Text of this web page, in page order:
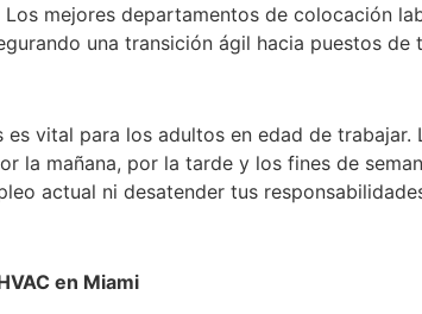
mejores departamentos de colocación
una transición ágil hacia puestos de
vital para los adultos en edad de
la mañana, por la tarde y los fines de
actual ni desatender tus
en Miami